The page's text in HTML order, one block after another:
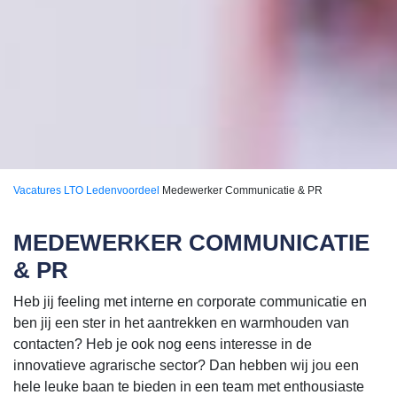
Vacatures LTO Ledenvoordeel Medewerker Communicatie & PR
MEDEWERKER COMMUNICATIE
& PR
Heb jij feeling met interne en corporate communicatie en
ben jij een ster in het aantrekken en warmhouden van
contacten? Heb je ook nog eens interesse in de
innovatieve agrarische sector? Dan hebben wij jou een
hele leuke baan te bieden in een team met enthousiaste